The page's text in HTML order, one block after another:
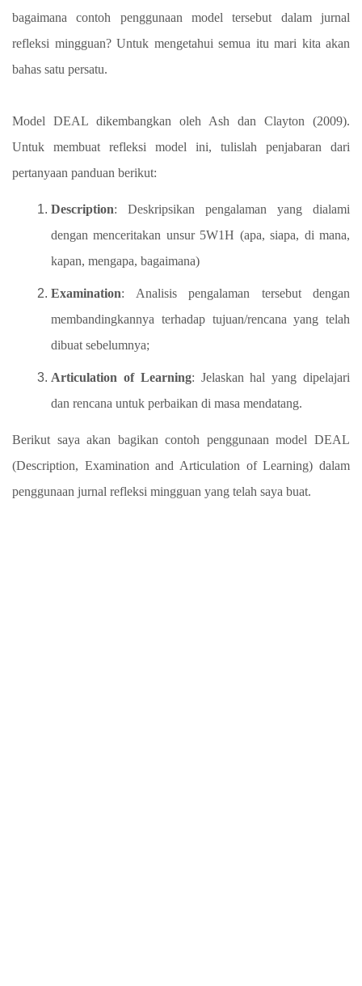
bagaimana contoh penggunaan model tersebut dalam jurnal
refleksi mingguan? Untuk mengetahui semua itu mari kita akan
bahas satu persatu.
Model DEAL dikembangkan oleh Ash dan Clayton (2009).
Untuk membuat refleksi model ini, tulislah penjabaran dari
pertanyaan panduan berikut:
Description: Deskripsikan pengalaman yang dialami
dengan menceritakan unsur 5W1H (apa, siapa, di mana,
kapan, mengapa, bagaimana)
Examination: Analisis pengalaman tersebut dengan
membandingkannya terhadap tujuan/rencana yang telah
dibuat sebelumnya;
Articulation of Learning: Jelaskan hal yang dipelajari
dan rencana untuk perbaikan di masa mendatang.
Berikut saya akan bagikan contoh penggunaan model DEAL
(Description, Examination and Articulation of Learning) dalam
penggunaan jurnal refleksi mingguan yang telah saya buat.